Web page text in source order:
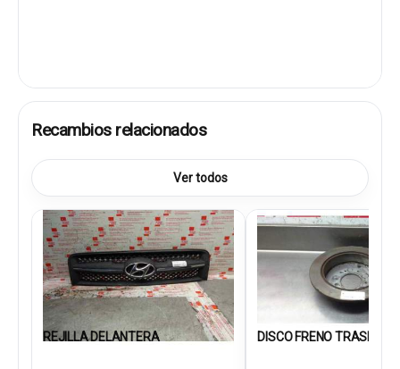
Recambios relacionados
Ver todos
REJILLA DELANTERA DISCO FRENO TRASERO